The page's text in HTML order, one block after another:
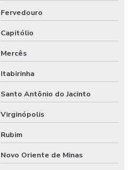
Fervedouro
Capitólio
Mercês
Itabirinha
Santo Antônio do Jacinto
Virginópolis
Rubim
Novo Oriente de Minas